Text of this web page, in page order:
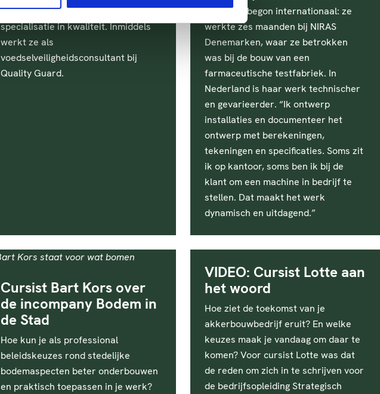
Technology volgde met een
specialisatie in kwaliteit. Inmiddels
werkt ze als
voedselveiligheidsconsultant bij
Quality Guard.
loopbaan begon internationaal: ze
werkte zes maanden bij NIRAS
Denemarken, waar ze betrokken
was bij de bouw van een
farmaceutische testfabriek. In
Nederland is haar werk technischer
en gevarieerder. “Ik ontwerp
installaties en documenteer het
ontwerp met berekeningen,
tekeningen en specificaties. Soms zit
ik op kantoor, soms ben ik bij de
klant om een machine in bedrijf te
stellen. Dat maakt het werk
dynamisch en uitdagend.”
Cursist Bart Kors over
de incompany Bodem in
de Stad
Hoe kun je als professional
beleidskeuzes rond stedelijke
bodemaspecten beter onderbouwen
en praktisch toepassen in je werk?
VIDEO: Cursist Lotte aan
het woord
Hoe ziet de toekomst van je
akkerbouwbedrijf eruit? En welke
keuzes maak je vandaag om daar te
komen? Voor cursist Lotte was dat
de reden om zich in te schrijven voor
de bedrijfsopleiding Strategisch